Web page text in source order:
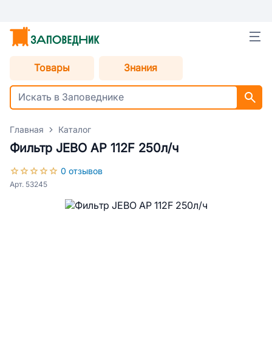
Товары Знания
Главная Каталог
Фильтр JEBO AP 112F 250л/ч
0 отзывов
Арт. 53245